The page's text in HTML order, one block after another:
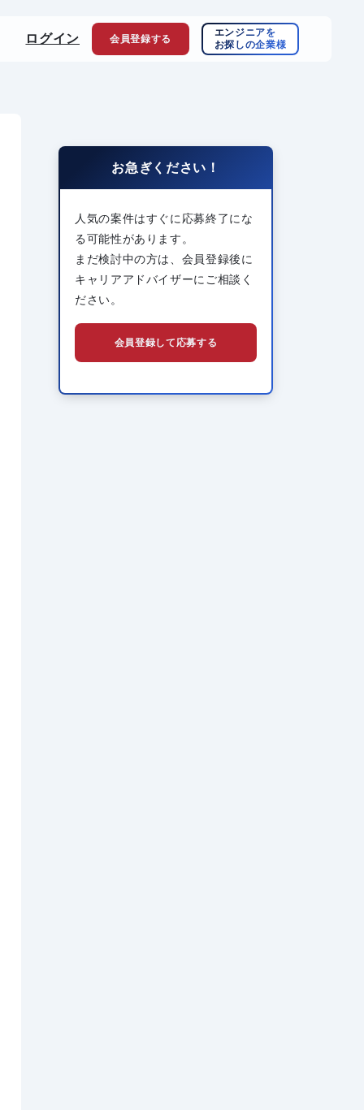
ログイン 会員登録する
エンジニアを
お探しの企業様
お急ぎください！
人気の案件はすぐに応募終了にな
る可能性があります。
まだ検討中の方は、会員登録後に
キャリアアドバイザーにご相談く
ださい。
会員登録して応募する